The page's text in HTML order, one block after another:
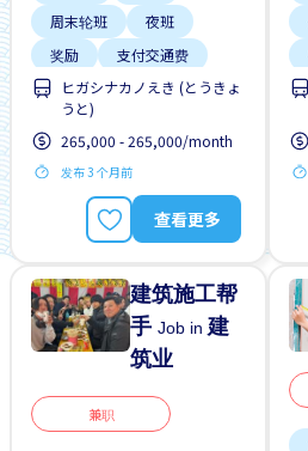
周末轮班
夜班
奖励
支付交通费
无经验要求
晋升
自行车停放处
ヒガシナカノえき (とうきょ
うと)
265,000 - 265,000/month
发布 3 个月前
查看更多
建筑施工帮
手Job in建
筑业
兼职